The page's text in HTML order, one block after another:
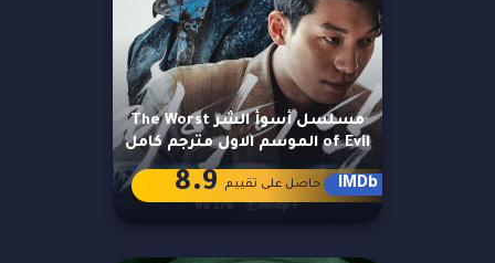
مسلسل أسوأ الشر The Worst
of Evil الموسم الاول مترجم كامل
IMDb حاصل على تقييم 8.9